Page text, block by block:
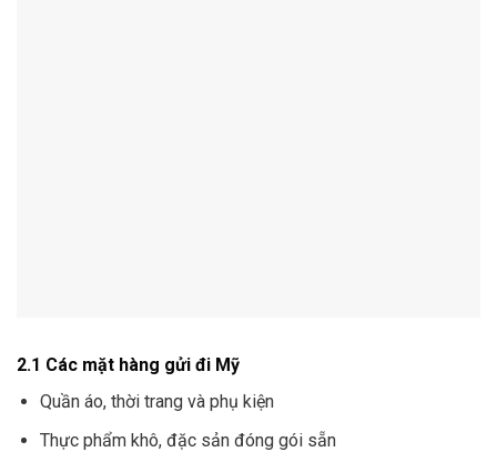
2.1 Các mặt hàng gửi đi Mỹ
Quần áo, thời trang và phụ kiện
Thực phẩm khô, đặc sản đóng gói sẵn